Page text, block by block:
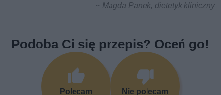
~ Magda Panek, dietetyk kliniczny
Podoba Ci się przepis? Oceń go!
Polecam
Nie polecam